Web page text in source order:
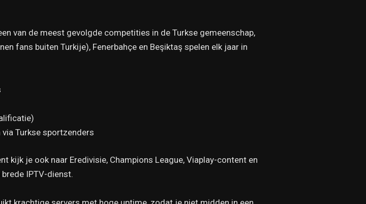
van de meest gevolgde competities in de Turkse gemeenschap,
fans buiten Turkije), Fenerbahçe en Beşiktaş spelen elk jaar in
Turkse sportzenders
kijk je ook naar Eredivisie, Champions League, Viaplay-content en
IPTV-dienst.